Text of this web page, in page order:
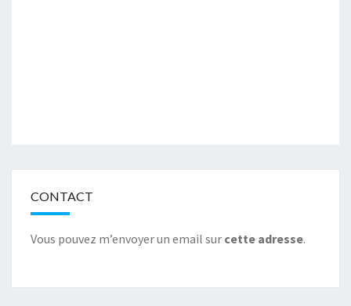
CONTACT
Vous pouvez m’envoyer un email sur cette adresse.